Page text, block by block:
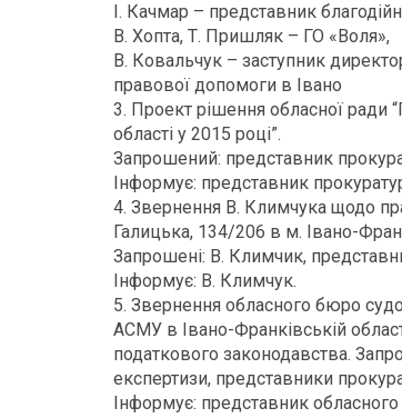
І. Качмар – представник
В. Хопта, Т. Пришляк – ГО «Воля»,
В. Ковальчук – заступник
правової допомоги в Івано
3. Проект рішення обласної ради
області у 2015 році”.
Запрошений: представник
Інформує: представник
4. Звернення В. Климчука щодо
Галицька, 134/206 в м. Івано-
Запрошені: В. Климчик,
Інформує: В. Климчук.
5. Звернення обласного бюро
АСМУ в Івано-Франківській
податкового законодавства.
експертизи, представники
Інформує: представник